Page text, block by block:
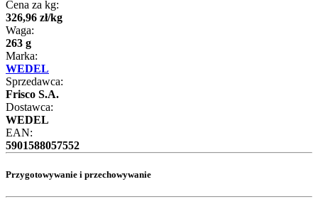
Cena za kg:
326,96 zł/kg
Waga:
263 g
Marka:
WEDEL
Sprzedawca:
Frisco S.A.
Dostawca:
WEDEL
EAN:
5901588057552
Przygotowywanie i przechowywanie